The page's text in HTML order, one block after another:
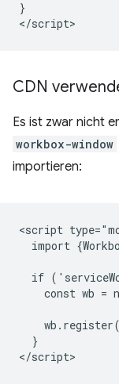
}
CDN
Es ist zwar nicht
workbox-window
importieren:
<script
import
if
const wb =
  }